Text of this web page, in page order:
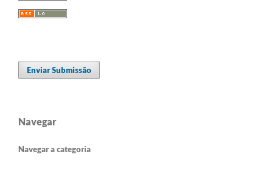
Enviar Submissão
Navegar
Navegar a categoria